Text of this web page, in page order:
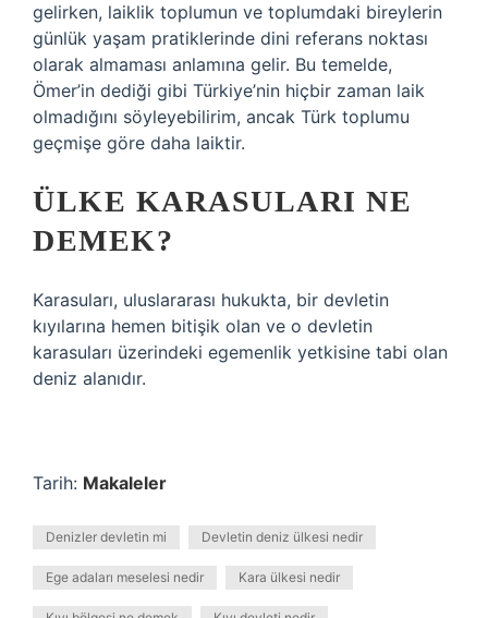
gelirken, laiklik toplumun ve toplumdaki bireylerin
günlük yaşam pratiklerinde dini referans noktası
olarak almaması anlamına gelir. Bu temelde,
Ömer’in dediği gibi Türkiye’nin hiçbir zaman laik
olmadığını söyleyebilirim, ancak Türk toplumu
geçmişe göre daha laiktir.
ÜLKE KARASULARI NE
DEMEK?
Karasuları, uluslararası hukukta, bir devletin
kıyılarına hemen bitişik olan ve o devletin
karasuları üzerindeki egemenlik yetkisine tabi olan
deniz alanıdır.
Tarih: Makaleler
Denizler devletin mi Devletin deniz ülkesi nedir
Ege adaları meselesi nedir Kara ülkesi nedir